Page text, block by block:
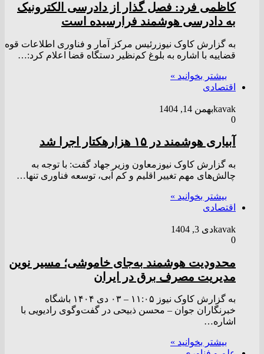
کاظمی فرد: فصل گذار از دادرسی الکترونیک
به دادرسی هوشمند فرارسیده است
به گزارش کاوک نیوزرئیس مرکز آمار و فناوری اطلاعات قوه
قضاییه با اشاره به بلوغ کم‌نظیر دستگاه قضا اعلام کرد:…
بیشتر بخوانید »
اقتصادی
kavakبهمن 14, 1404
0
آبیاری هوشمند در ۱۵ هزارهکتار اجرا شد
به گزارش کاوک نیوزمعاون وزیر جهاد گفت: با توجه به
چالش‌های مهم تغییر اقلیم و کم آبی، توسعه فناوری تنها…
بیشتر بخوانید »
اقتصادی
kavakدی 3, 1404
0
محدودیت هوشمند به‌جای خاموشی؛ مسیر نوین
مدیریت مصرف برق در ایران
به گزارش کاوک نیوز ۱۱:۰۵ – ۰۳ دی ۱۴۰۴ باشگاه
خبرنگاران جوان – محسن ذبیحی در گفت‌وگوی رادیویی با
اشاره…
بیشتر بخوانید »